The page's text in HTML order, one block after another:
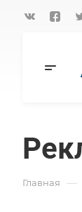
Главная —